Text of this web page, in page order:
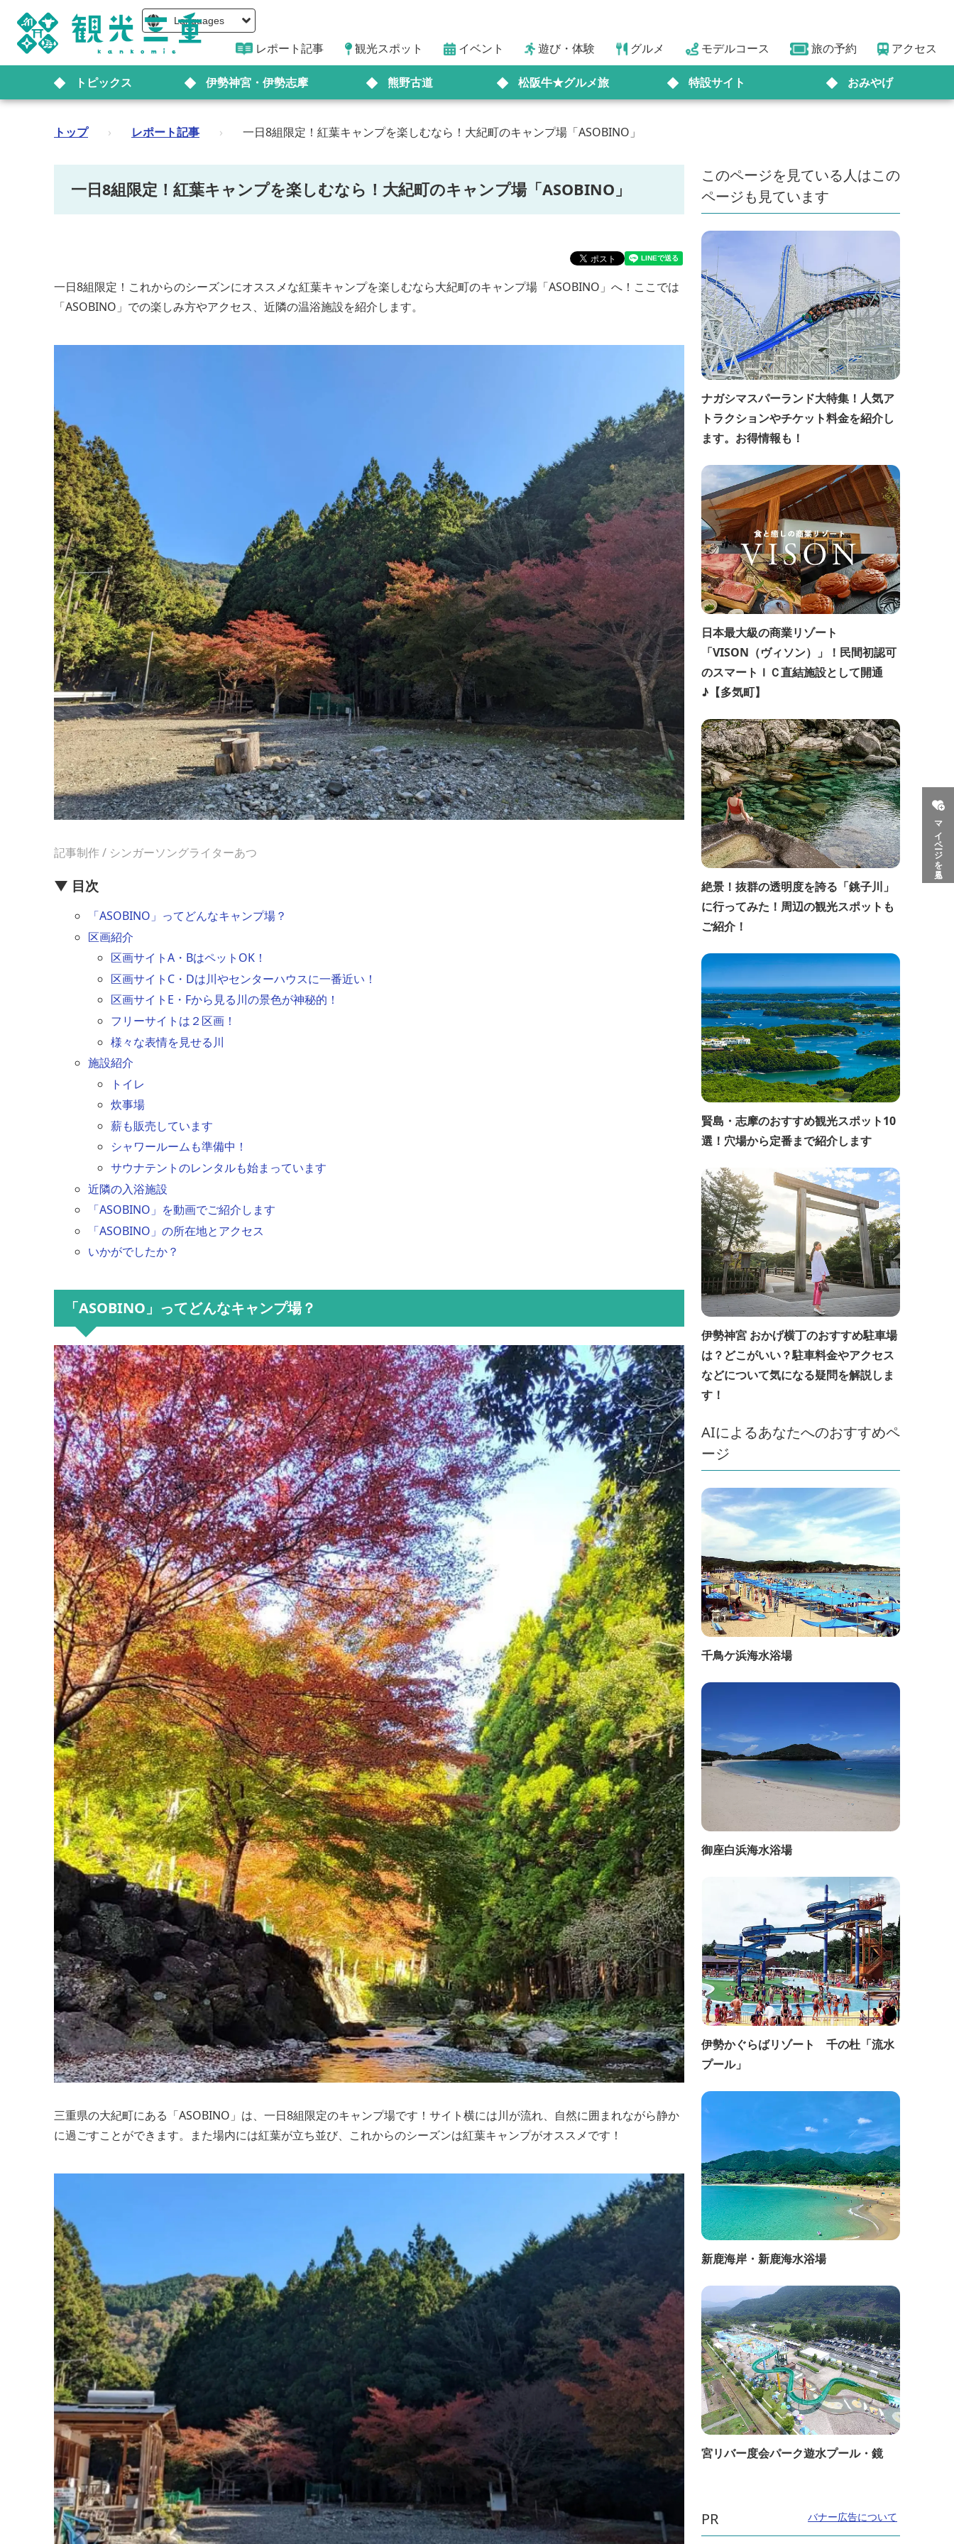
Languages
レポート記事 観光スポット イベント 遊び・体験 グルメ モデルコース 旅の予約 アクセス
トピックス 伊勢神宮・伊勢志摩 熊野古道 松阪牛★グルメ旅 特設サイト おみやげ
マイページを見る
トップ › レポート記事 › 一日8組限定！紅葉キャンプを楽しむなら！大紀町のキャンプ場「ASOBINO」
一日8組限定！紅葉キャンプを楽しむなら！大紀町のキャンプ場「ASOBINO」
一日8組限定！これからのシーズンにオススメな紅葉キャンプを楽しむなら大紀町のキャンプ場「ASOBINO」へ！ここでは
「ASOBINO」での楽しみ方やアクセス、近隣の温浴施設を紹介します。
記事制作 / シンガーソングライターあつ
▼ 目次
「ASOBINO」ってどんなキャンプ場？
区画紹介
区画サイトA・BはペットOK！
区画サイトC・Dは川やセンターハウスに一番近い！
区画サイトE・Fから見る川の景色が神秘的！
フリーサイトは２区画！
様々な表情を見せる川
施設紹介
トイレ
炊事場
薪も販売しています
シャワールームも準備中！
サウナテントのレンタルも始まっています
近隣の入浴施設
「ASOBINO」を動画でご紹介します
「ASOBINO」の所在地とアクセス
いかがでしたか？
「ASOBINO」ってどんなキャンプ場？
三重県の大紀町にある「ASOBINO」は、一日8組限定のキャンプ場です！サイト横には川が流れ、自然に囲まれながら静か
に過ごすことができます。また場内には紅葉が立ち並び、これからのシーズンは紅葉キャンプがオススメです！
このページを見ている人はこの
ページも見ています
ナガシマスパーランド大特集！人気ア
トラクションやチケット料金を紹介し
ます。お得情報も！
日本最大級の商業リゾート
「VISON（ヴィソン）」！民間初認可
のスマートＩＣ直結施設として開通
♪【多気町】
絶景！抜群の透明度を誇る「銚子川」
に行ってみた！周辺の観光スポットも
ご紹介！
賢島・志摩のおすすめ観光スポット10
選！穴場から定番まで紹介します
伊勢神宮 おかげ横丁のおすすめ駐車場
は？どこがいい？駐車料金やアクセス
などについて気になる疑問を解説しま
す！
AIによるあなたへのおすすめペ
ージ
千鳥ケ浜海水浴場
御座白浜海水浴場
伊勢かぐらばリゾート 千の杜「流水
プール」
新鹿海岸・新鹿海水浴場
宮リバー度会パーク遊水プール・鏡
PR バナー広告について